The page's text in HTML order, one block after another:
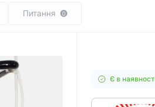
Питання 0
Є в